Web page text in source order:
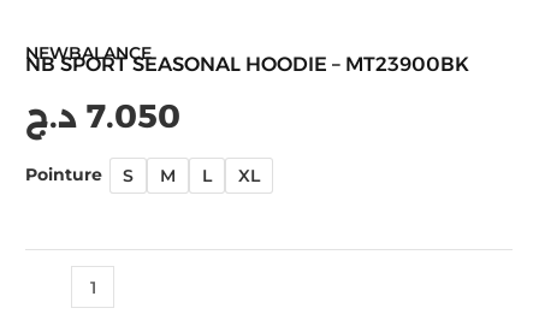
NEWBALANCE
NB SPORT SEASONAL HOODIE – MT23900BK
7.050 د.ج
Pointure S M L XL